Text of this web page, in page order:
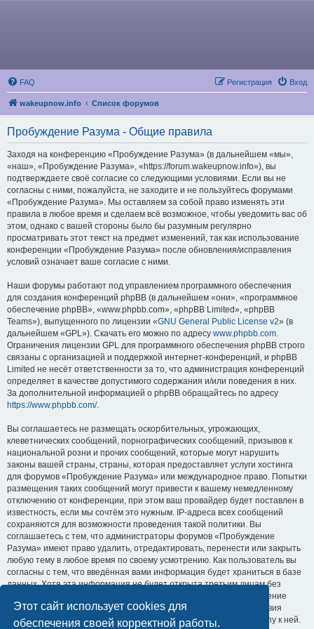
Этот сайт использует cookies для
обеспечения своей корректной работы.
FAQ Вход
Регистрация
wakeupnow.info Список форумов
Пробуждение Разума - Общие правила
Заходя на конференцию «Пробуждение Разума» (в дальнейшем «мы»,
«наш», «Пробуждение Разума», «https://forum.wakeupnow.info»), вы
подтверждаете своё согласие со следующими условиями. Если вы не
согласны с ними, пожалуйста, не заходите и не пользуйтесь форумами
«Пробуждение Разума». Мы оставляем за собой право изменять эти
правила в любое время и сделаем всё возможное, чтобы уведомить вас об
этом, однако с вашей стороны было бы разумным регулярно
просматривать этот текст на предмет изменений, так как использование
конференции «Пробуждение Разума» после обновления/исправления
условий означает ваше согласие с ними.
Наши форумы работают под управлением программного обеспечения
для создания конференций phpBB (в дальнейшем «они», «программное
обеспечение phpBB», «www.phpbb.com», «phpBB Limited», «phpBB
Teams»), выпущенного по лицензии «GNU General Public License v2» (в
дальнейшем «GPL»). Скачать его можно по адресу www.phpbb.com.
Ограничения лицензии GPL для программного обеспечения phpBB строго
связаны с организацией и поддержкой интернет-конференций, и phpBB
Limited не несёт ответственности за то, что администрация конференций
определяет в качестве допустимого содержания и/или поведения в них.
За дополнительной информацией о phpBB обращайтесь по адресу
https://www.phpbb.com/.
Вы соглашаетесь не размещать оскорбительных, угрожающих,
клеветнических сообщений, порнографических сообщений, призывов к
национальной розни и прочих сообщений, которые могут нарушить
законы вашей страны, страны, которая предоставляет услуги хостинга
для форумов «Пробуждение Разума» или международное право. Попытки
размещения таких сообщений могут привести к вашему немедленному
отключению от конференции, при этом ваш провайдер будет поставлен в
известность, если мы сочтём это нужным. IP-адреса всех сообщений
сохраняются для возможности проведения такой политики. Вы
соглашаетесь с тем, что администраторы форумов «Пробуждение
Разума» имеют право удалить, отредактировать, перенести или закрыть
любую тему в любое время по своему усмотрению. Как пользователь вы
согласны с тем, что введённая вами информация будет храниться в базе
данных. Хотя эта информация не будет открыта третьим лицам без
вашего разрешения, ни администрация конференции «Пробуждение
Разума», ни phpBB Limited не может быть ответственна за действия
хакеров, которые могут привести к несанкционированному доступу к ней.